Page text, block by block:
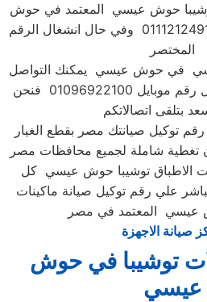
حوش عيسي المعتمد في حوش
عيسي الخط الساخن 01112124913 وفي حال انشغال الرقم
المختصر
في حوش عيسي يمكنك التواصل
معنا علي ارقام من خلال رقم موبايل 01096922100 فنحن
بتلقى اتصالاتكم
توكيل صيانتك مصر بقطع الغيار
تغطية شاملة لجميع محافظات مصر
الاطباق توشيبا حوش عيسي كل
علي رقم توكيل صيانة ماكينات
صيانة الاجهزة
توشيبا في حوش
عيسي